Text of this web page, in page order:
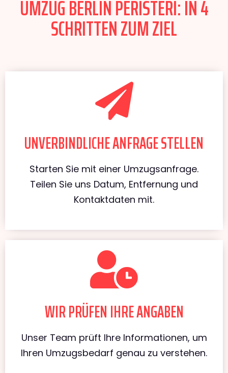
UMZUG BERLIN PERISTERI: IN 4
SCHRITTEN ZUM ZIEL
UNVERBINDLICHE ANFRAGE STELLEN
Starten Sie mit einer Umzugsanfrage.
Teilen Sie uns Datum, Entfernung und
Kontaktdaten mit.
WIR PRÜFEN IHRE ANGABEN
Unser Team prüft Ihre Informationen, um
Ihren Umzugsbedarf genau zu verstehen.